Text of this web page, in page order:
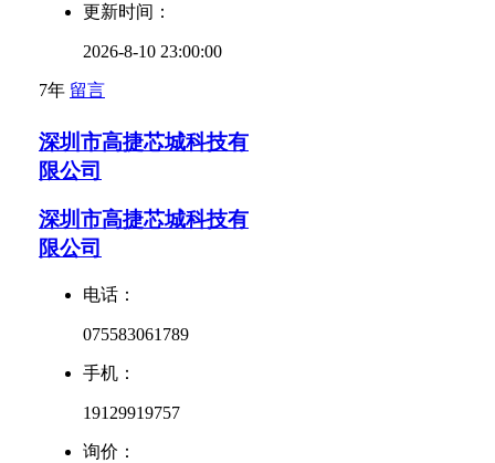
更新时间：
2026-8-10 23:00:00
7年 留言
深圳市高捷芯城科技有
限公司
深圳市高捷芯城科技有
限公司
电话：
075583061789
手机：
19129919757
询价：